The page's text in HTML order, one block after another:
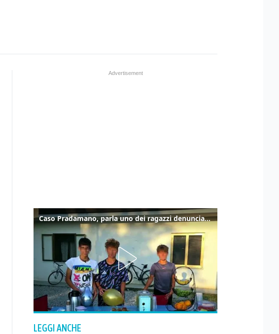
Caso Pradamano, parla uno dei ragazzi denunciati per la limonata: "Volevo anche aiutare i miei"
LEGGI ANCHE